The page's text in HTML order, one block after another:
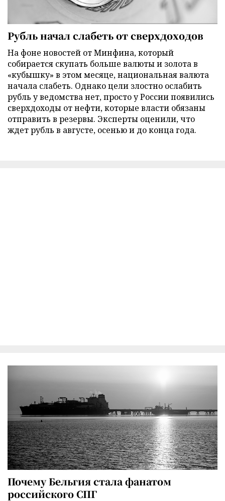
Рубль начал слабеть от сверхдоходов
На фоне новостей от Минфина, который
собирается скупать больше валюты и золота в
«кубышку» в этом месяце, национальная валюта
начала слабеть. Однако цели злостно ослабить
рубль у ведомства нет, просто у России появились
сверхдоходы от нефти, которые власти обязаны
отправить в резервы. Эксперты оценили, что
ждет рубль в августе, осенью и до конца года.
Почему Бельгия стала фанатом
российского СПГ